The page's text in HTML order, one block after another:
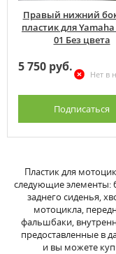
Правый нижний
пластик для Yamaha
01 Без цвета
5 750 руб.
Нет в
Подписаться
Пластик для
следующие элементы:
заднего сиденья,
мотоцикла,
фальшбаки,
предоставленные в
и вы можете